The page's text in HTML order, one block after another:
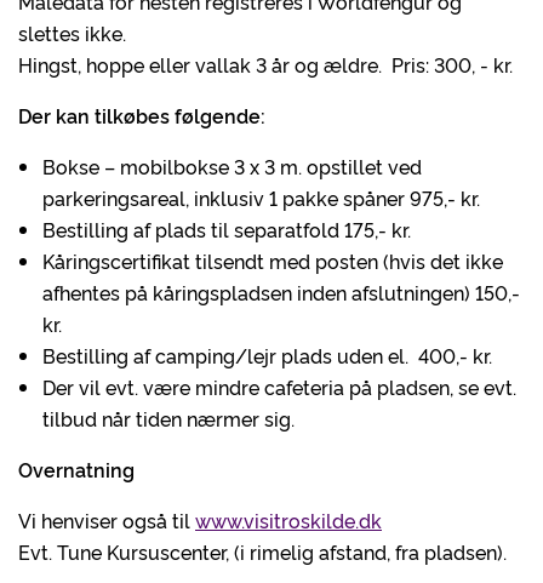
slettes ikke.
Hingst, hoppe eller vallak 3 år og ældre. Pris: 300, - kr.
Der kan tilkøbes følgende:
Bokse – mobilbokse 3 x 3 m. opstillet ved
parkeringsareal, inklusiv 1 pakke spåner 975,- kr.
Bestilling af plads til separatfold 175,- kr.
Kåringscertifikat tilsendt med posten (hvis det ikke
afhentes på kåringspladsen inden afslutningen) 150,-
kr.
Bestilling af camping/lejr plads uden el. 400,- kr.
Der vil evt. være mindre cafeteria på pladsen, se evt.
tilbud når tiden nærmer sig.
Overnatning
Vi henviser også tilwww.visitroskilde.dk
Evt. Tune Kursuscenter, (i rimelig afstand, fra pladsen).